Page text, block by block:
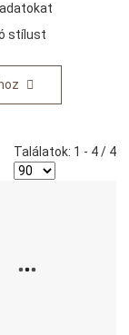
stílust
Találatok: 1 - 4 / 4